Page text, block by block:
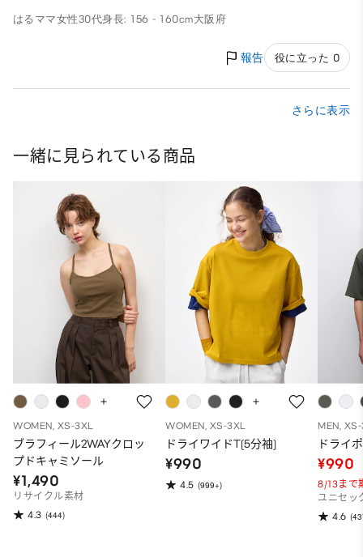
はるママ女性30代身長: 156 - 160cm大阪府
報告 役に立った 0
さらに表示
一緒に見られている商品
WOMEN, XS-3XL
ブラフィール2WAYクロッ
プドキャミソール
¥1,490
リサイクル素材
4.3 (444)
WOMEN, XS-3XL
ドライワイドT(5分袖)
¥990
4.5 (999+)
MEN,
ドライ
¥990
8/13まで
ユニセッ
4.6